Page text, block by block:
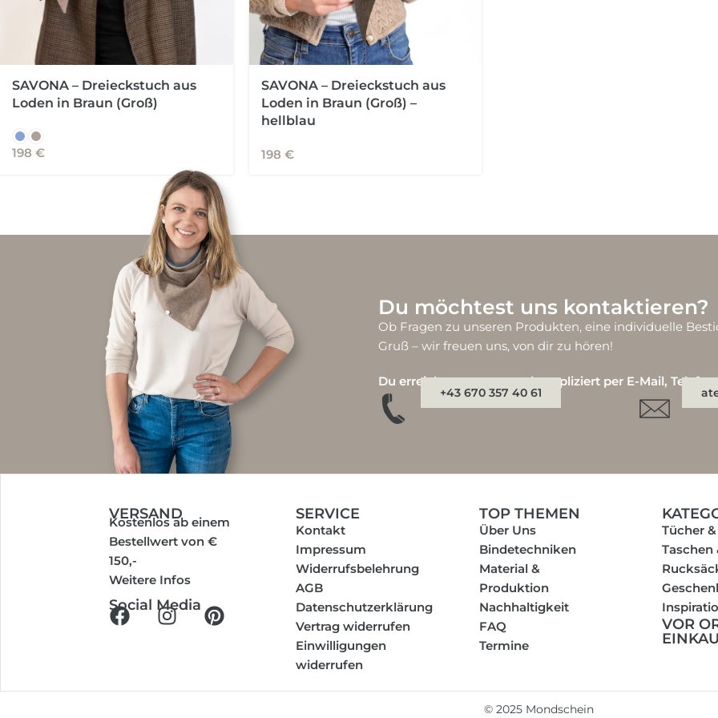
SAVONA – Dreieckstuch aus
Loden in Braun (Groß)
198 €
SAVONA – Dreieckstuch aus
Loden in Braun (Groß) –
hellblau
198 €
Du möchtest uns kontaktieren?
Ob Fragen zu unseren Produkten, eine individuelle
Gruß – wir freuen uns, von dir zu hören!
Du erreichst uns ganz unkompliziert per E-Mail,
+43 670 357 40 61
VERSAND
Kostenlos ab einem
Bestellwert von €
150,-
Weitere Infos
Social Media
SERVICE
Kontakt
Impressum
Widerrufsbelehrung
AGB
Datenschutzerklärung
Vertrag widerrufen
Einwilligungen
widerrufen
TOP THEMEN
Über Uns
Bindetechniken
Material &
Produktion
Nachhaltigkeit
FAQ
Termine
Tücher
Taschen
VOR
© 2025 Mondschein